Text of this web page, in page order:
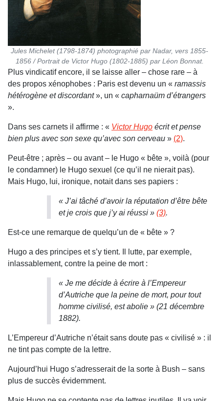
Jules Michelet (1798-1874) photographié par Nadar, vers 1855-
1856 / Portrait de Victor Hugo (1802-1885) par Léon Bonnat.
Plus vindicatif encore, il se laisse aller – chose rare – à
des propos xénophobes : Paris est devenu un « ramassis
hétérogène et discordant», un « capharnaüm d’étrangers
».
Dans ses carnets il affirme : « Victor Hugo écrit et pense
bien plus avec son sexe qu’avec son cerveau » (2).
Peut-être ; après – ou avant – le Hugo « bête », voilà (pour
le condamner) le Hugo sexuel (ce qu’il ne nierait pas).
Mais Hugo, lui, ironique, notait dans ses papiers :
« J’ai tâché d’avoir la réputation d’être bête
et je crois que j’y ai réussi » (3).
Est-ce une remarque de quelqu’un de « bête » ?
Hugo a des principes et s’y tient. Il lutte, par exemple,
inlassablement, contre la peine de mort :
« Je me décide à écrire à l’Empereur
d’Autriche que la peine de mort, pour tout
homme civilisé, est abolie » (21 décembre
1882).
L’Empereur d’Autriche n’était sans doute pas « civilisé » : il
ne tint pas compte de la lettre.
Aujourd’hui Hugo s’adresserait de la sorte à Bush – sans
plus de succès évidemment.